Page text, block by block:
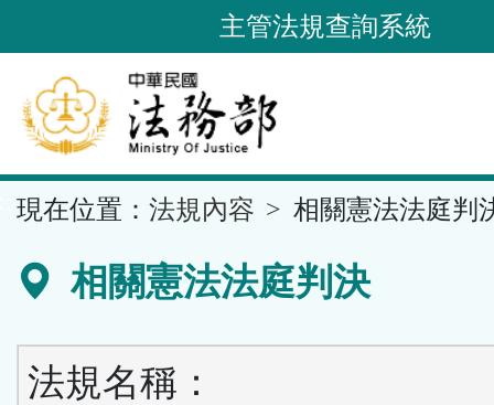
到
要
內
容
區
主管法規查詢系統
現在位置： 法規內容 相關憲法法庭判
相關憲法法庭判決
法規名稱：